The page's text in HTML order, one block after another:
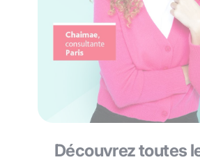
Découvrez toutes